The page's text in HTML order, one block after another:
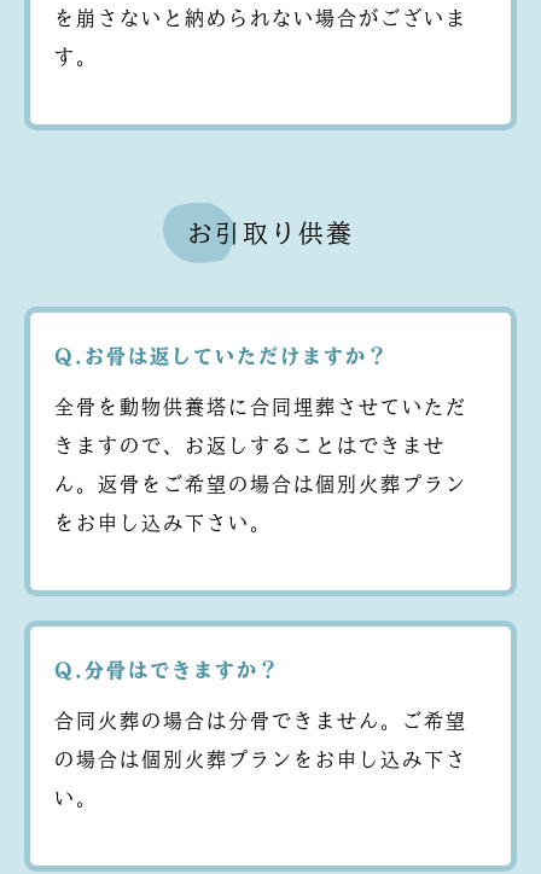
を崩さないと納められない場合がございま
す。
お引取り供養
Q.お骨は返していただけますか？
全骨を動物供養塔に合同埋葬させていただ
きますので、お返しすることはできませ
ん。返骨をご希望の場合は個別火葬プラン
をお申し込み下さい。
Q.分骨はできますか？
合同火葬の場合は分骨できません。ご希望
の場合は個別火葬プランをお申し込み下さ
い。